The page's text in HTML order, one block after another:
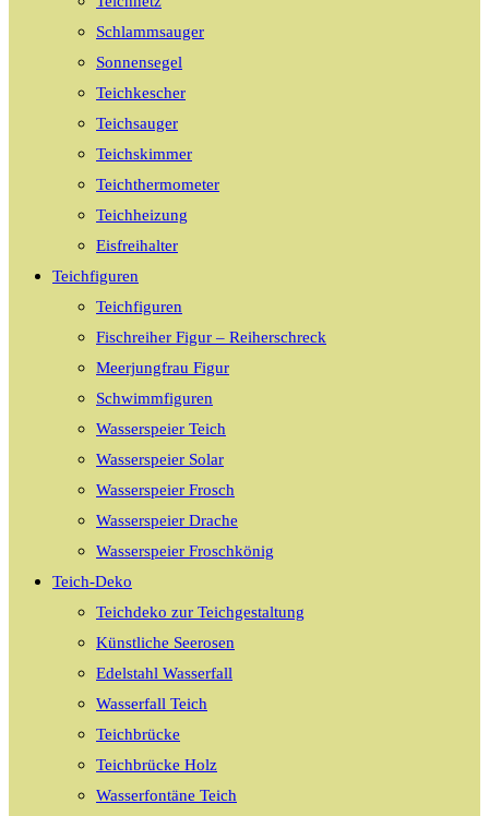
Schlammsauger
Sonnensegel
Teichkescher
Teichsauger
Teichskimmer
Teichthermometer
Teichheizung
Eisfreihalter
Teichfiguren
Teichfiguren
Fischreiher Figur – Reiherschreck
Meerjungfrau Figur
Schwimmfiguren
Wasserspeier Teich
Wasserspeier Solar
Wasserspeier Frosch
Wasserspeier Drache
Wasserspeier Froschkönig
Teich-Deko
Teichdeko zur Teichgestaltung
Künstliche Seerosen
Edelstahl Wasserfall
Wasserfall Teich
Teichbrücke
Teichbrücke Holz
Wasserfontäne Teich